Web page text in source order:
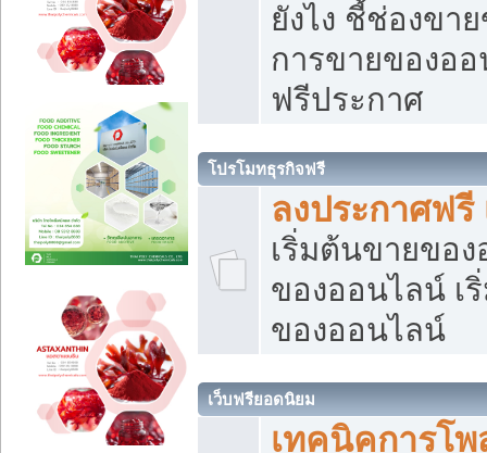
ยังไง ชี้ช่องขา
การขายของออ
ฟรีประกาศ
โปรโมทธุรกิจฟรี
ลงประกาศฟรี
เริ่มต้นขายขอ
ของออนไลน์ เ
ของออนไลน์
เว็บฟรียอดนิยม
เทคนิคการโ